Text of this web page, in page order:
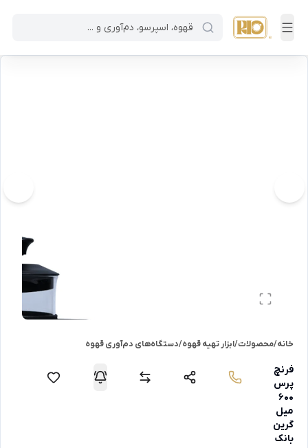
خانه/محصولات/ابزار تهیه قهوه/دستگاه‌های دم‌آوری قهوه
فرنچ
پرس
600
میل
گرین
بانک